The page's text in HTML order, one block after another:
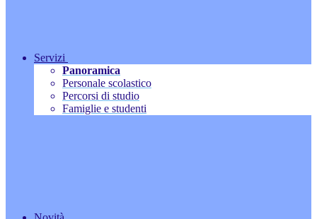
Servizi
Panoramica
Personale scolastico
Percorsi di studio
Famiglie e studenti